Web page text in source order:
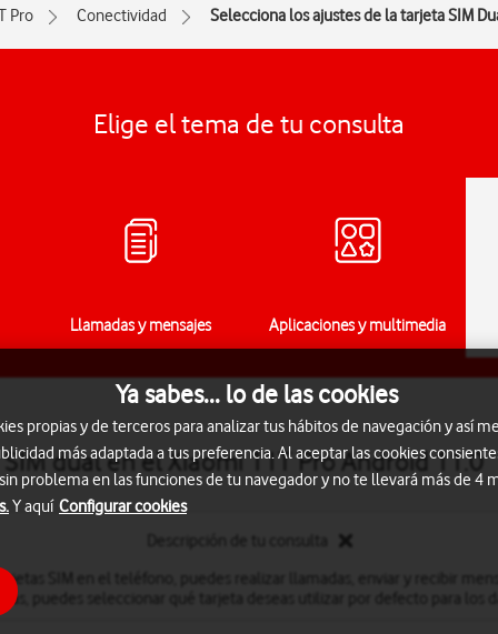
Pro Conectividad Selecciona los ajustes de la tarjeta SIM
Elige el tema de tu consulta
Llamadas y mensajes Aplicaciones y multimedia
dual en el Xiaomi 11T Pro Android 11.0
SIM en el teléfono, puedes realizar llamadas, enviar y recibir
puedes seleccionar qué tarjeta deseas utilizar por defecto para los
Ya sabes... lo de las cookies
propias y de terceros para analizar tus hábitos de navegación y así
más adaptada a tus preferencia. Al aceptar las cookies
problema en las funciones de tu navegador y no te llevará más de 4
Y aquí Configurar cookies